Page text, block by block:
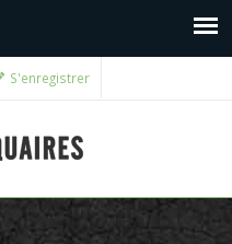
S'enregistrer